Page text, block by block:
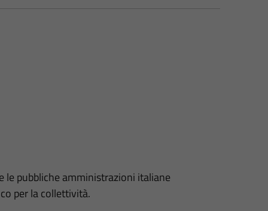
le pubbliche amministrazioni italiane
per la collettività.